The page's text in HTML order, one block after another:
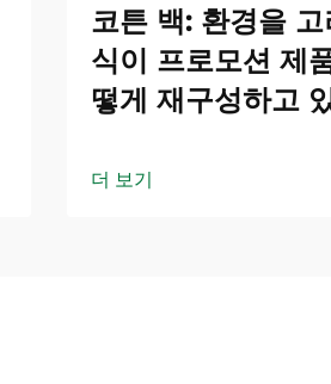
코튼 백: 환경을
식이 프로모션 제
떻게 재구성하고
더 보기